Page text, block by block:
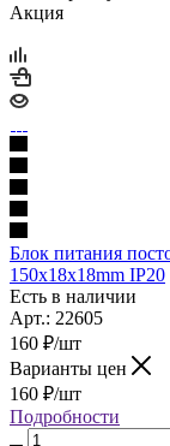
Акция
Блок питания
150x18x18mm IP20
Есть в наличии
Арт.: 22605
160 ₽/шт
Варианты цен
160 ₽/шт
Подробности